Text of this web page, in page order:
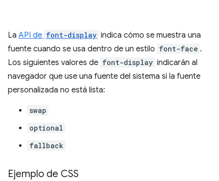
La API de font-display indica cómo se muestra una
fuente cuando se usa dentro de un estilo font-face .
Los siguientes valores de font-display indicarán al
navegador que use una fuente del sistema si la fuente
personalizada no está lista:
swap
optional
fallback
Ejemplo de CSS